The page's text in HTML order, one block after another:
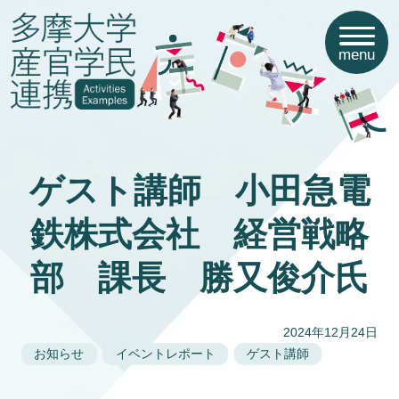
menu
ゲスト講師 小田急電
鉄株式会社 経営戦略
部 課長 勝又俊介氏
2024年12月24日
お知らせ
イベントレポート ゲスト講師